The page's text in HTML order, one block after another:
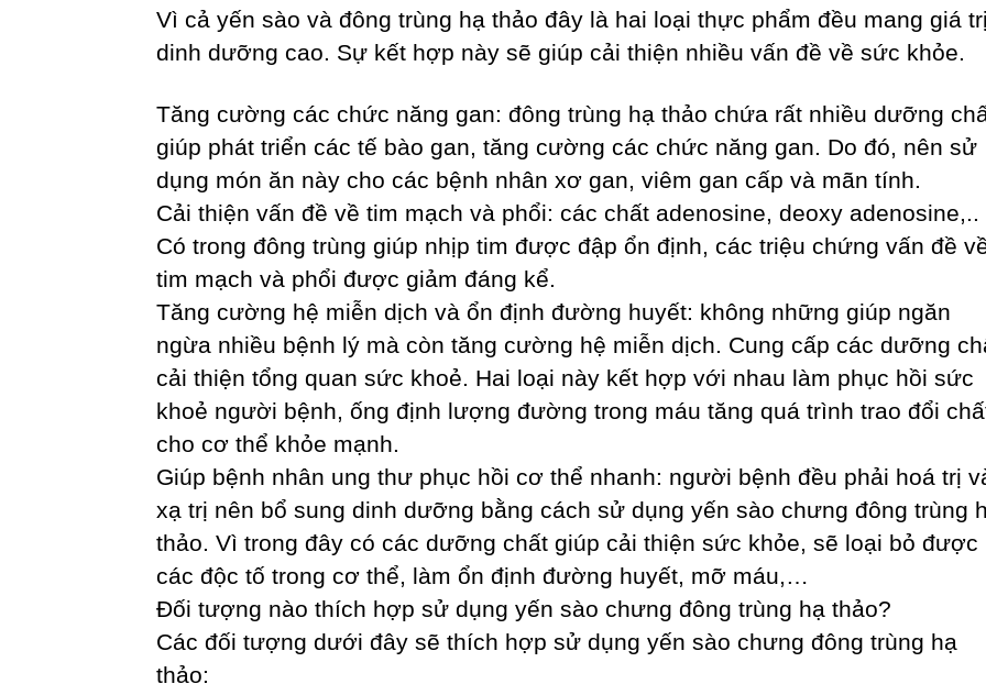
Vì cả yến sào và đông trùng hạ thảo đây là hai loại thực phẩm đều mang giá
dinh dưỡng cao. Sự kết hợp này sẽ giúp cải thiện nhiều vấn đề về sức khỏe.
Tăng cường các chức năng gan: đông trùng hạ thảo chứa rất nhiều dưỡng
giúp phát triển các tế bào gan, tăng cường các chức năng gan. Do đó, nên sử
dụng món ăn này cho các bệnh nhân xơ gan, viêm gan cấp và mãn tính.
Cải thiện vấn đề về tim mạch và phổi: các chất adenosine, deoxy adenosine,..
Có trong đông trùng giúp nhịp tim được đập ổn định, các triệu chứng vấn đề
tim mạch và phổi được giảm đáng kể.
Tăng cường hệ miễn dịch và ổn định đường huyết: không những giúp ngăn
ngừa nhiều bệnh lý mà còn tăng cường hệ miễn dịch. Cung cấp các dưỡng
cải thiện tổng quan sức khoẻ. Hai loại này kết hợp với nhau làm phục hồi sức
khoẻ người bệnh, ống định lượng đường trong máu tăng quá trình trao đổi
cho cơ thể khỏe mạnh.
Giúp bệnh nhân ung thư phục hồi cơ thể nhanh: người bệnh đều phải hoá trị
xạ trị nên bổ sung dinh dưỡng bằng cách sử dụng yến sào chưng đông trùng
thảo. Vì trong đây có các dưỡng chất giúp cải thiện sức khỏe, sẽ loại bỏ được
các độc tố trong cơ thể, làm ổn định đường huyết, mỡ máu,…
Đối tượng nào thích hợp sử dụng yến sào chưng đông trùng hạ thảo?
Các đối tượng dưới đây sẽ thích hợp sử dụng yến sào chưng đông trùng hạ
thảo: